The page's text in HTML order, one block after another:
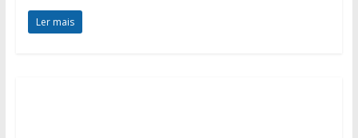
Ler mais